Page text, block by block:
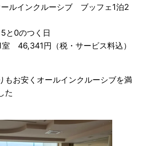
ールインクルーシブ ブッフェ1泊2
と0のつく日
46,341円（税・サービス料込）
もお安くオールインクルーシブを満
た